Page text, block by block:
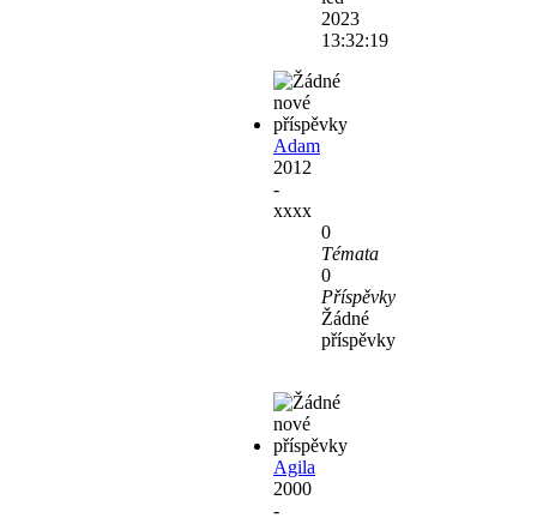
2023
13:32:19
Adam
2012
-
xxxx
0
Témata
0
Příspěvky
Žádné
příspěvky
Agila
2000
-